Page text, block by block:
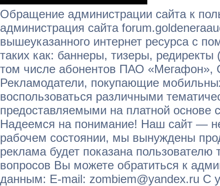
Обращение администрации сайта к
администрация сайта
вышеуказанного интернет ресурса с
таких как: баннеры, тизеры,
том числе абонентов ПАО
Рекламодатели, покупающие
воспользоваться различными
предоставляемыми на платной основе
Надеемся на понимание! Наш сайт —
рабочем состоянии, мы вынуждены
реклама будет показана пользователю
вопросов Вы можете обратиться к
данным: E-mail: zombiem@yandex.ru С